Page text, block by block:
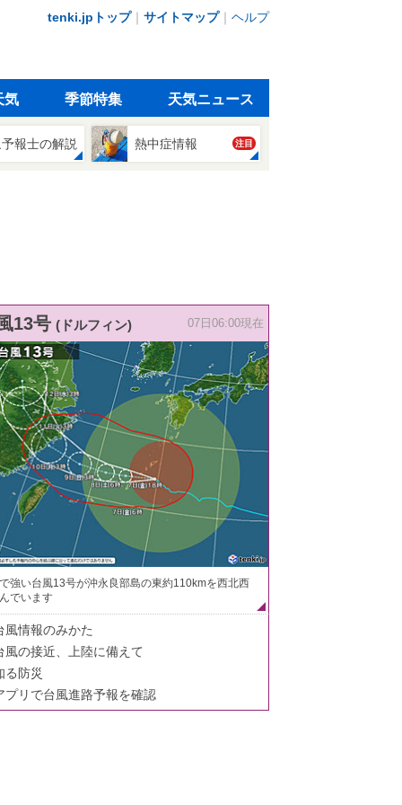
tenki.jpトップ｜ サイトマップ｜ ヘルプ
気 季節特集 天気ニュース
報士の解説 熱中症情報 注目
13号 (ドルフィン) 07日06:00現在
強い台風13号が沖永良部島の東約110kmを西北西
でいます
風情報のみかた
風の接近、上陸に備えて
る防災
プリで台風進路予報を確認